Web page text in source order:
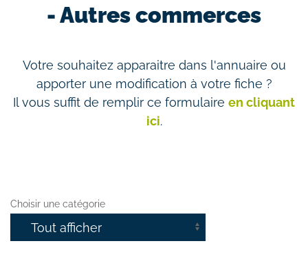
- Autres commerces
Votre souhaitez apparaitre dans l'annuaire ou
apporter une modification à votre fiche ?
Il vous suffit de remplir ce formulaire en cliquant
ici.
Choisir une catégorie